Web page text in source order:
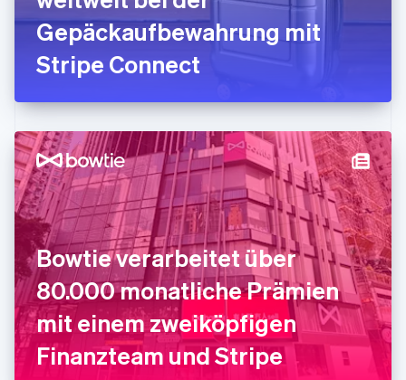
Gepäckaufbewahrung mit
Stripe Connect
Bowtie verarbeitet über
80.000 monatliche Prämien
mit einem zweiköpfigen
Finanzteam und Stripe
Indien
English
Irland
English
Italien
Japan
日本語English
Kanada
EnglishFrançais
Kroatien
EnglishItaliano
Lettland
English
Liechtenstein
Deutsch English
Litauen
English
Luxemburg
FrançaisDeutschEnglish
Malaysia